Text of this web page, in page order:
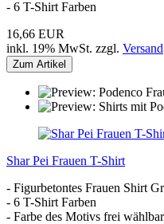
- 6 T-Shirt Farben
16,66 EUR
inkl. 19% MwSt. zzgl. Versand
Zum Artikel
Shar Pei Frauen T-Shirt
- Figurbetontes Frauen Shirt
- 6 T-Shirt Farben
- Farbe des Motivs frei